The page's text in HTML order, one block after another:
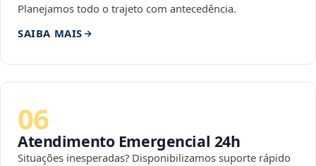
Planejamos todo o trajeto com antecedência.
SAIBA MAIS
06
Atendimento Emergencial 24h
Situações inesperadas? Disponibilizamos suporte rápido